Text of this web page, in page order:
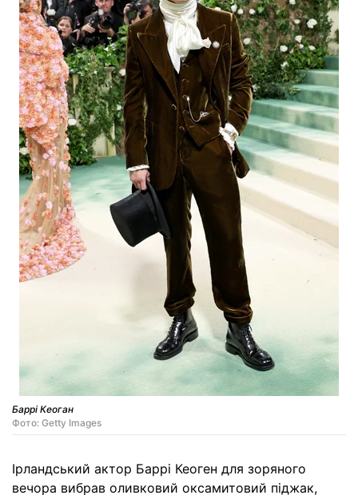
Баррі Кеоган
Фото: Getty Images
Ірландський актор Баррі Кеоген для зоряного
вечора вибрав оливковий оксамитовий піджак,